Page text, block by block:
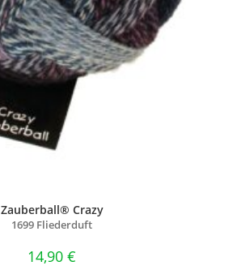
Zauberball® Crazy
1699 Fliederduft
14,90 €